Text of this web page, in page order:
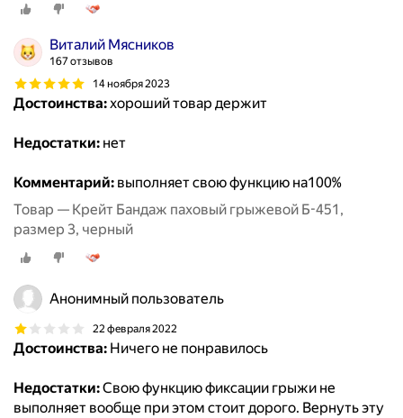
Виталий Мясников
167 отзывов
14 ноября 2023
Достоинства:хороший товар держит
Недостатки: нет
Комментарий: выполняет свою функцию на100%
Товар — Крейт Бандаж паховый грыжевой Б-451,
размер 3, черный
Анонимный пользователь
22 февраля 2022
Достоинства: Ничего не понравилось
Недостатки:Свою функцию фиксации грыжи не
выполняет вообще при этом стоит дорого. Вернуть эту